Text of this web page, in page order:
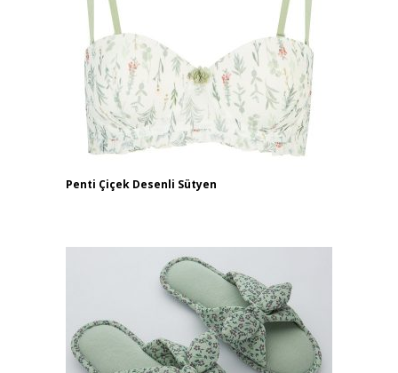
Penti Çiçek Desenli Sütyen